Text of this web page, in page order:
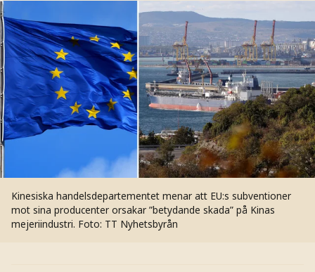
Kinesiska handelsdepartementet menar att EU:s subventioner
mot sina producenter orsakar ”betydande skada” på Kinas
mejeriindustri. Foto: TT Nyhetsbyrån